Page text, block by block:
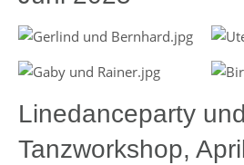
Linedanceparty und
Tanzworkshop,